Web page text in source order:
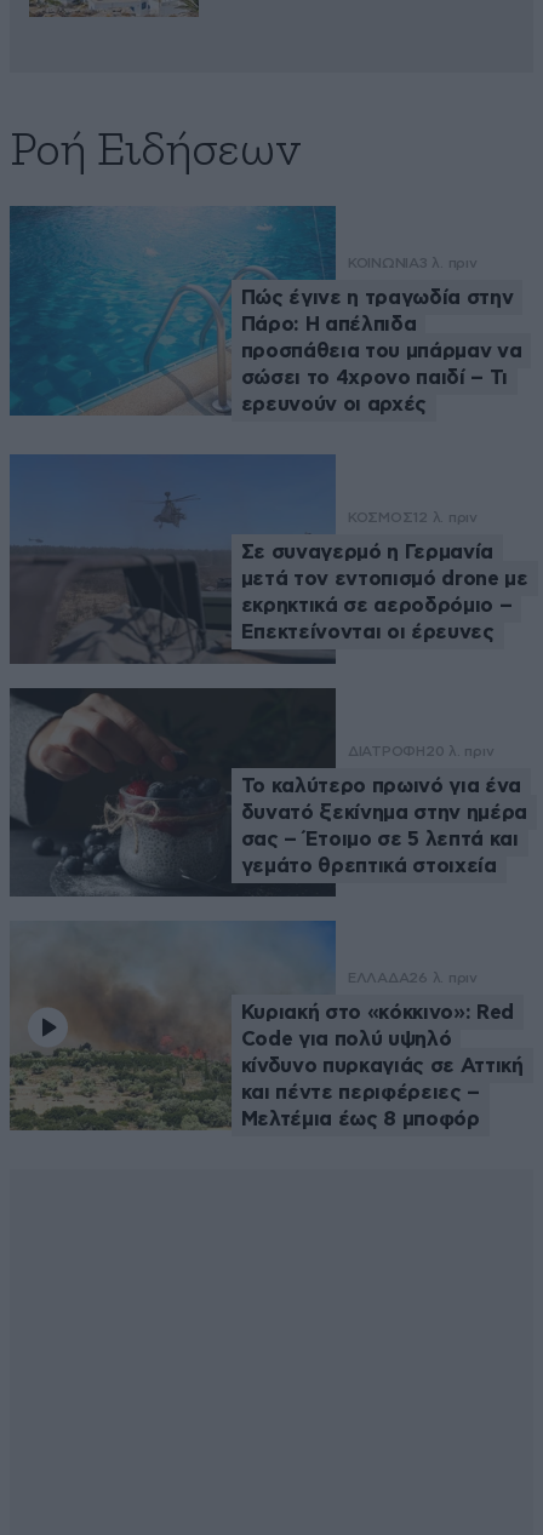
Ροή Ειδήσεων
ΚΟΙΝΩΝΙΑ3 λ. πριν
Πώς έγινε η τραγωδία στην
Πάρο: Η απέλπιδα
προσπάθεια του μπάρμαν να
σώσει το 4χρονο παιδί – Τι
ερευνούν οι αρχές
ΚΟΣΜΟΣ 12 λ. πριν
Σε συναγερμό η Γερμανία
μετά τον εντοπισμό drone με
εκρηκτικά σε αεροδρόμιο –
Επεκτείνονται οι έρευνες
ΔΙΑΤΡΟΦΗ 20 λ. πριν
Το καλύτερο πρωινό για ένα
δυνατό ξεκίνημα στην ημέρα
σας – Έτοιμο σε 5 λεπτά και
γεμάτο θρεπτικά στοιχεία
ΕΛΛΑΔΑ26 λ. πριν
Κυριακή στο «κόκκινο»: Red
Code για πολύ υψηλό
κίνδυνο πυρκαγιάς σε Αττική
και πέντε περιφέρειες –
Μελτέμια έως 8 μποφόρ